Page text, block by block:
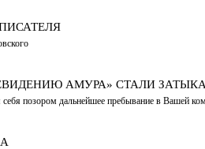
АМУРА» СТАЛИ
позором дальнейшее пребывание в Вашей